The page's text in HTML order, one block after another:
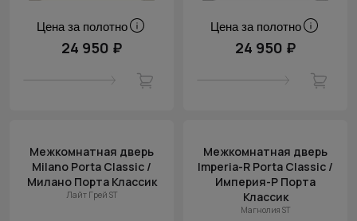
Цена за полотно
24 950 ₽
Цена за полотно
24 950 ₽
Межкомнатная дверь
Milano Porta Classic /
Милано Порта Классик
Лайт Грей ST
Межкомнатная дверь
Imperia-R Porta Classic /
Империя-Р Порта
Классик
Магнолия ST